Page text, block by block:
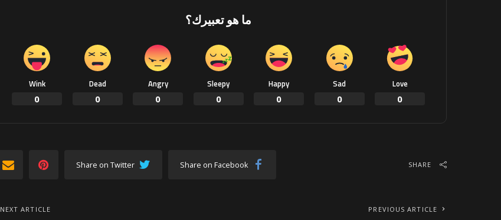
ما هو تعبيرك؟
Love
0
Sad
0
Happy
0
Sleepy
0
Angry
0
Dead
0
Wink
0
SHARE
Share on Facebook
Share on Twitter
PREVIOUS ARTICLE
NEXT ARTICLE